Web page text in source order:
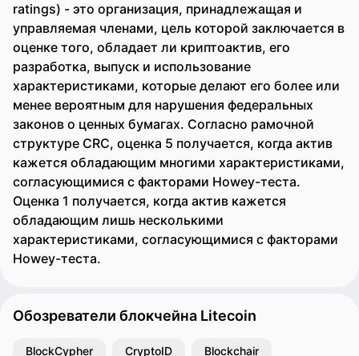
ratings) - это организация, принадлежащая и
управляемая членами, цель которой заключается в
оценке того, обладает ли криптоактив, его
разработка, выпуск и использование
характеристиками, которые делают его более или
менее вероятным для нарушения федеральных
законов о ценных бумагах. Согласно рамочной
структуре CRC, оценка 5 получается, когда актив
кажется обладающим многими характеристиками,
согласующимися с факторами Howey-теста.
Оценка 1 получается, когда актив кажется
обладающим лишь несколькими
характеристиками, согласующимися с факторами
Howey-теста.
Обозреватели блокчейна Litecoin
BlockCypher CryptoID Blockchair